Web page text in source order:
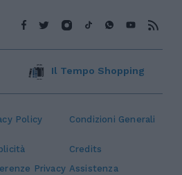
Policy Condizioni Generali
Credits
Privacy Assistenza
Il Tempo Shopping